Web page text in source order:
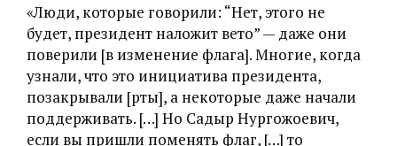
«Люди, которые говорили: “Нет, этого не
будет, президент наложит вето” — даже они
поверили [в изменение флага]. Многие, когда
узнали, что это инициатива президента,
позакрывали [рты], а некоторые даже начали
поддерживать. […] Но Садыр Нургожоевич,
если вы пришли поменять флаг, […] то